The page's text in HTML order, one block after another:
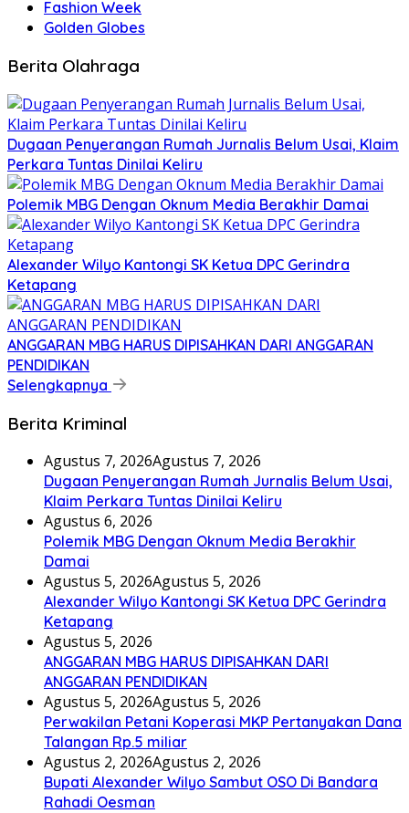
Fashion Week
Golden Globes
Berita Olahraga
Dugaan Penyerangan Rumah Jurnalis Belum Usai, Klaim
Perkara Tuntas Dinilai Keliru
Polemik MBG Dengan Oknum Media Berakhir Damai
Alexander Wilyo Kantongi SK Ketua DPC Gerindra
Ketapang
ANGGARAN MBG HARUS DIPISAHKAN DARI ANGGARAN
PENDIDIKAN
Selengkapnya
Berita Kriminal
Agustus 7, 2026Agustus 7, 2026
Dugaan Penyerangan Rumah Jurnalis Belum Usai,
Klaim Perkara Tuntas Dinilai Keliru
Agustus 6, 2026
Polemik MBG Dengan Oknum Media Berakhir
Damai
Agustus 5, 2026Agustus 5, 2026
Alexander Wilyo Kantongi SK Ketua DPC Gerindra
Ketapang
Agustus 5, 2026
ANGGARAN MBG HARUS DIPISAHKAN DARI
ANGGARAN PENDIDIKAN
Agustus 5, 2026Agustus 5, 2026
Perwakilan Petani Koperasi MKP Pertanyakan Dana
Talangan Rp.5 miliar
Agustus 2, 2026Agustus 2, 2026
Bupati Alexander Wilyo Sambut OSO Di Bandara
Rahadi Oesman